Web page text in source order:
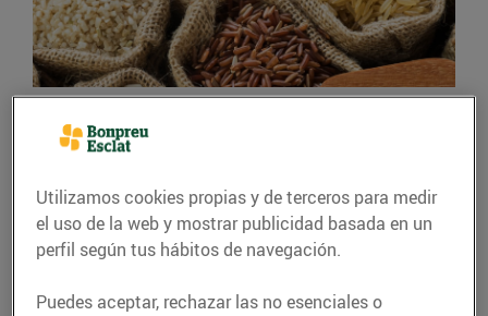
CONSEJOS Y HÁBITOS SALUDABLES
El millor arròs per a
cada plat
07/junio/2019
Utilizamos cookies propias y de terceros para medir
el uso de la web y mostrar publicidad basada en un
perfil según tus hábitos de navegación.
Puedes aceptar, rechazar las no esenciales o